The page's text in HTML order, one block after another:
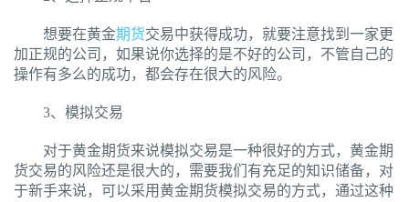
想要在黄金期货交易中获得成功，就要注意找到一家更
加正规的公司，如果说你选择的是不好的公司，不管自己的
操作有多么的成功，都会存在很大的风险。
3、模拟交易
对于黄金期货来说模拟交易是一种很好的方式，黄金期
货交易的风险还是很大的，需要我们有充足的知识储备，对
于新手来说，可以采用黄金期货模拟交易的方式，通过这种